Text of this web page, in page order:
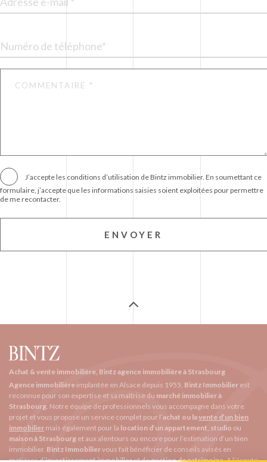
J’accepte les conditions d’utilisation de Bintz immobilier. En soumettant ce
formulaire, j’accepte que les informations saisies soient exploitées pour permettre
de me recontacter.
Achat & vente immobilière, Bintz agence immobilière à Strasbourg
Agence immobilière implantée en Alsace depuis 1955, Bintz Immobilier est
reconnue pour son expertise et sa maîtrise du marché immobilier à
Strasbourg. Notre équipe de professionnels vous accompagne dans votre
projet et vous propose un service complet pour l’achat ou lavente d’un bien
immobilier mais également pour la location d’un appartement, studio ou
maison à Strasbourg et aux alentours ou encore pour l’estimation d’un bien
immobilier. Bintz Immobiliervous fait bénéficier de conseils avisés en
matières d’investissement immobilieret degestion de patrimoine. A l’écoute